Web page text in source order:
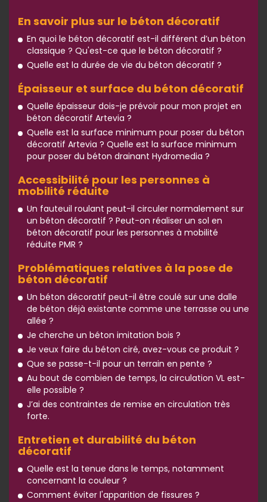
En savoir plus sur le béton décoratif
En quoi le béton décoratif est-il différent d’un béton
classique ? Qu'est-ce que le béton décoratif ?
Quelle est la durée de vie du béton décoratif ?
Épaisseur et surface du béton décoratif
Quelle épaisseur dois-je prévoir pour mon projet en
béton décoratif Artevia ?
Quelle est la surface minimum pour poser du béton
décoratif Artevia ? Quelle est la surface minimum
pour poser du béton drainant Hydromedia ?
Accessibilité pour les personnes à
mobilité réduite
Un fauteuil roulant peut-il circuler normalement sur
un béton décoratif ? Peut-on réaliser un sol en
béton décoratif pour les personnes à mobilité
réduite PMR ?
Problématiques relatives à la pose de
béton décoratif
Un béton décoratif peut-il être coulé sur une dalle
de béton déjà existante comme une terrasse ou une
allée ?
Je cherche un béton imitation bois ?
Je veux faire du béton ciré, avez-vous ce produit ?
Que se passe-t-il pour un terrain en pente ?
Au bout de combien de temps, la circulation VL est-
elle possible ?
J’ai des contraintes de remise en circulation très
forte.
Entretien et durabilité du béton
décoratif
Quelle est la tenue dans le temps, notamment
concernant la couleur ?
Comment éviter l'apparition de fissures ?